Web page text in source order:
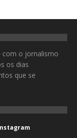
com o jornalismo
os dias
que se